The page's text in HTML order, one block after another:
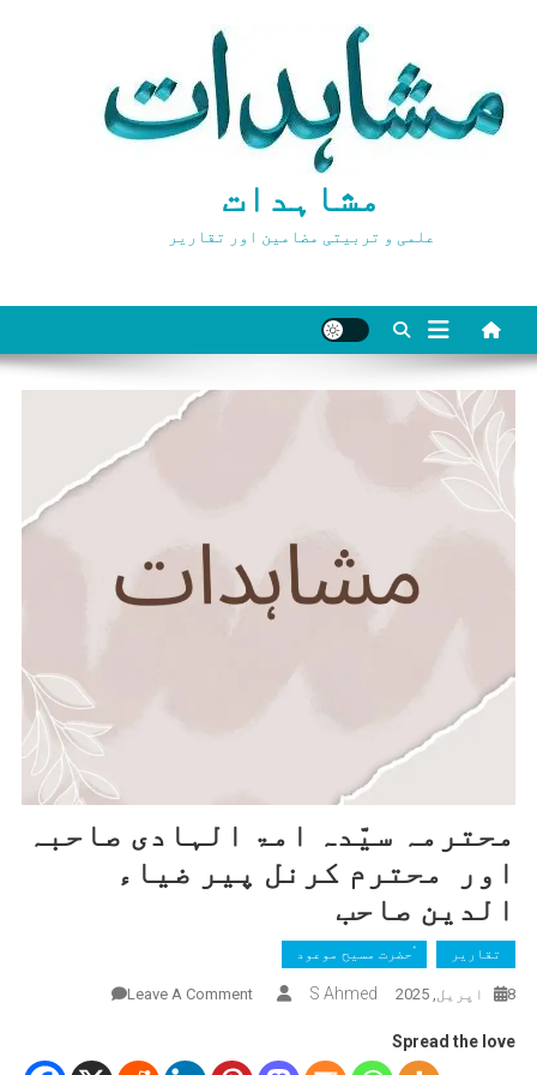
مشاہدات
علمی و تربیتی مضامین اور تقاریر
محترمہ سیّدہ امۃ الہادی صاحبہ
اور محترم کرنل پیر ضیاء
الدین صاحب
تقاریر ٰؑحضرت مسیح موعود
8 اپریل, 2025 S Ahmed
Leave A Comment
Spread the love